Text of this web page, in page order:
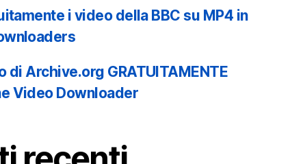
i video della BBC su MP4 in
di Archive.org GRATUITAMENTE
Video Downloader